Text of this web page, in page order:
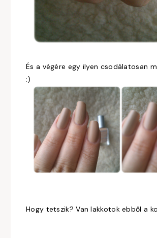
És a végére egy ilyen csodálatosan
:)
Hogy tetszik? Van lakkotok ebből a